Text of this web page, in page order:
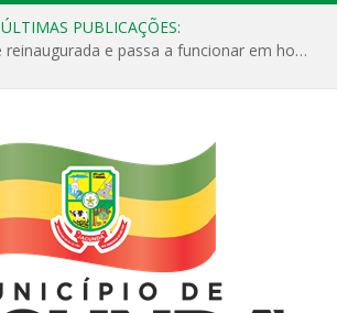
ÚLTIMAS PUBLICAÇÕES:
ESF Alto Paraíso é reinaugurada e passa a funcionar em horário estendido